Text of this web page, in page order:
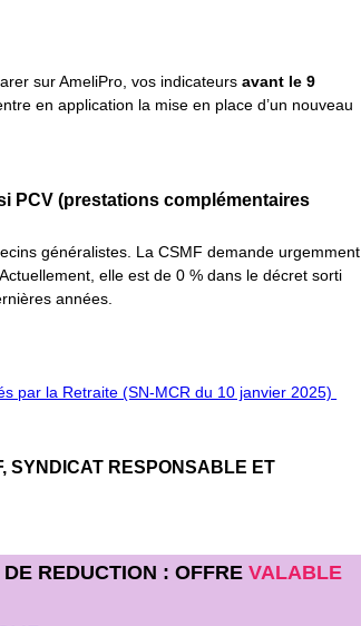
sur AmeliPro, vos indicateursavant le 9
en application la mise en place d’un nouveau
PCV (prestations complémentaires
généralistes. La CSMF demande urgemment
elle est de 0 % dans le décret sorti
années.
par la Retraite (SN-MCR du 10 janvier 2025)
SYNDICAT RESPONSABLE ET
REDUCTION : OFFREVALABLE